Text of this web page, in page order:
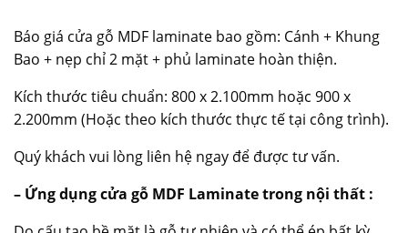
Báo giá cửa gỗ MDF laminate bao gồm: Cánh + Khung
Bao + nẹp chỉ 2 mặt + phủ laminate hoàn thiện.
Kích thước tiêu chuẩn: 800 x 2.100mm hoặc 900 x
2.200mm (Hoặc theo kích thước thực tế tại công trình).
Quý khách vui lòng liên hệ ngay để được tư vấn.
– Ứng dụng cửa gỗ MDF Laminate trong nội thất :